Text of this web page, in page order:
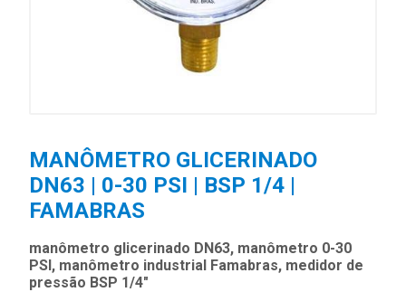
MANÔMETRO GLICERINADO
DN63 | 0-30 PSI | BSP 1/4 |
FAMABRAS
manômetro glicerinado DN63, manômetro 0-30
PSI, manômetro industrial Famabras, medidor de
pressão BSP 1/4"